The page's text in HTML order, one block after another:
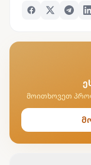
მოითხოვეთ